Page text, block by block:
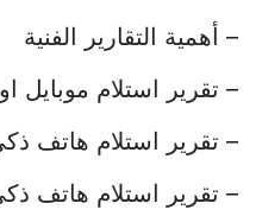
– أهمية التقارير الفنية
– تقرير استلام موبايل
– تقرير استلام هاتف
– تقرير استلام هاتف